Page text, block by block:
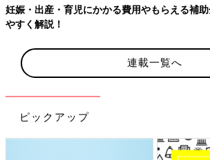
かる費用やもらえる補助金・助成金をわかり
連載一覧へ
ピックアップ